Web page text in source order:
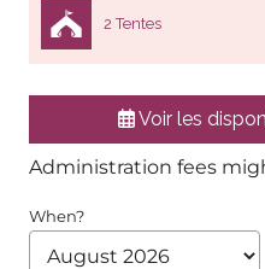
2 Tentes
Voir les